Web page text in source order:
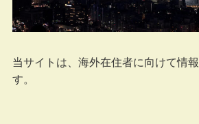
当サイトは、海外在住者に向けて情
す。